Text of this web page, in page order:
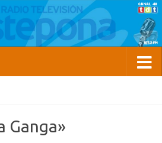
Ganga»